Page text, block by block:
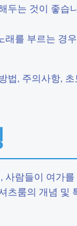
는 것이 좋
를 부르는 경
, 주의사항,
람들이 여가
룸의 개념 및